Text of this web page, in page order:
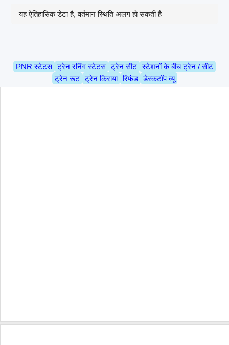
यह ऐतिहासिक डेटा है, वर्तमान स्थिति अलग हो सकती है
PNR स्टेटस ट्रेन रनिंग स्टेटस ट्रेन सीट स्टेशनों के बीच ट्रेन / सीट
ट्रेन रूट ट्रेन किराया रिफंड डेस्कटॉप व्यू